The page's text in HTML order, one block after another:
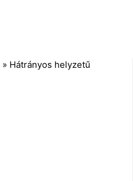
» Hátrányos helyzetű